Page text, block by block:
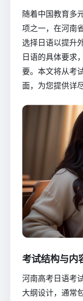
随着中国教育多
项之一，在河南
选择日语以提升
日语的具体要求
要。本文将从考
面，为您提供详
考试结构与内
河南高考日语考
大纲设计，通常